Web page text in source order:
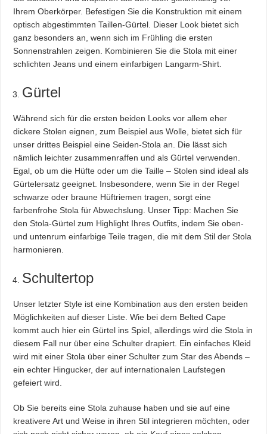
Ihrem Oberkörper. Befestigen Sie die Konstruktion mit einem
optisch abgestimmten Taillen-Gürtel. Dieser Look bietet sich
ganz besonders an, wenn sich im Frühling die ersten
Sonnenstrahlen zeigen. Kombinieren Sie die Stola mit einer
schlichten Jeans und einem einfarbigen Langarm-Shirt.
Gürtel
Während sich für die ersten beiden Looks vor allem eher
dickere Stolen eignen, zum Beispiel aus Wolle, bietet sich für
unser drittes Beispiel eine Seiden-Stola an. Die lässt sich
nämlich leichter zusammenraffen und als Gürtel verwenden.
Egal, ob um die Hüfte oder um die Taille – Stolen sind ideal als
Gürtelersatz geeignet. Insbesondere, wenn Sie in der Regel
schwarze oder braune Hüftriemen tragen, sorgt eine
farbenfrohe Stola für Abwechslung. Unser Tipp: Machen Sie
den Stola-Gürtel zum Highlight Ihres Outfits, indem Sie oben-
und untenrum einfarbige Teile tragen, die mit dem Stil der Stola
harmonieren.
Schultertop
Unser letzter Style ist eine Kombination aus den ersten beiden
Möglichkeiten auf dieser Liste. Wie bei dem Belted Cape
kommt auch hier ein Gürtel ins Spiel, allerdings wird die Stola in
diesem Fall nur über eine Schulter drapiert. Ein einfaches Kleid
wird mit einer Stola über einer Schulter zum Star des Abends –
ein echter Hingucker, der auf internationalen Laufstegen
gefeiert wird.
Ob Sie bereits eine Stola zuhause haben und sie auf eine
kreativere Art und Weise in ihren Stil integrieren möchten, oder